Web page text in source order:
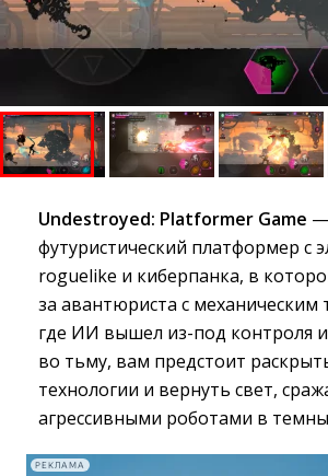
Undestroyed: Platformer Game —
футуристический платформер с
roguelike и киберпанка, в
за авантюриста с механическим
где ИИ вышел из-под контроля и
во тьму, вам предстоит
технологии и вернуть свет,
агрессивными роботами в
РЕКЛАМА